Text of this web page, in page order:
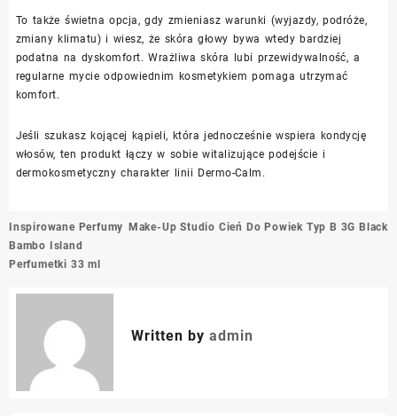
To także świetna opcja, gdy zmieniasz warunki (wyjazdy, podróże,
zmiany klimatu) i wiesz, że skóra głowy bywa wtedy bardziej
podatna na dyskomfort. Wrażliwa skóra lubi przewidywalność, a
regularne mycie odpowiednim kosmetykiem pomaga utrzymać
komfort.
Jeśli szukasz kojącej kąpieli, która jednocześnie wspiera kondycję
włosów, ten produkt łączy w sobie witalizujące podejście i
dermokosmetyczny charakter linii Dermo-Calm.
Nawigacja
wpisu
Inspirowane Perfumy
Bambo Island
Perfumetki 33 ml
Make-Up Studio Cień Do Powiek Typ B 3G Black
Written by admin